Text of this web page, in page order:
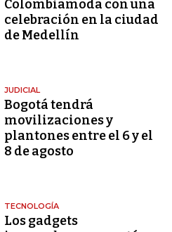
Colombiamoda con una
celebración en la ciudad
de Medellín
JUDICIAL
Bogotá tendrá
movilizaciones y
plantones entre el 6 y el
8 de agosto
TECNOLOGÍA
Los gadgets